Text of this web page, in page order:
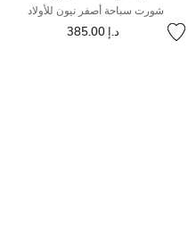
شورت سباحة أصفر نيون للأولاد
د.إ 385.00